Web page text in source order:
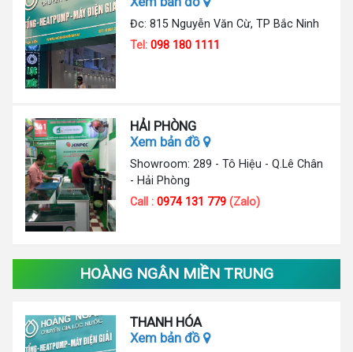
Đc: 815 Nguyễn Văn Cừ, TP Bắc Ninh
Tel:098 180 1111
HẢI PHÒNG
Xem bản đồ
Showroom: 289 - Tô Hiệu - Q.Lê Chân
- Hải Phòng
Call :0974 131 779 (Zalo)
HOÀNG NGÂN MIỀN TRUNG
THANH HÓA
Xem bản đồ